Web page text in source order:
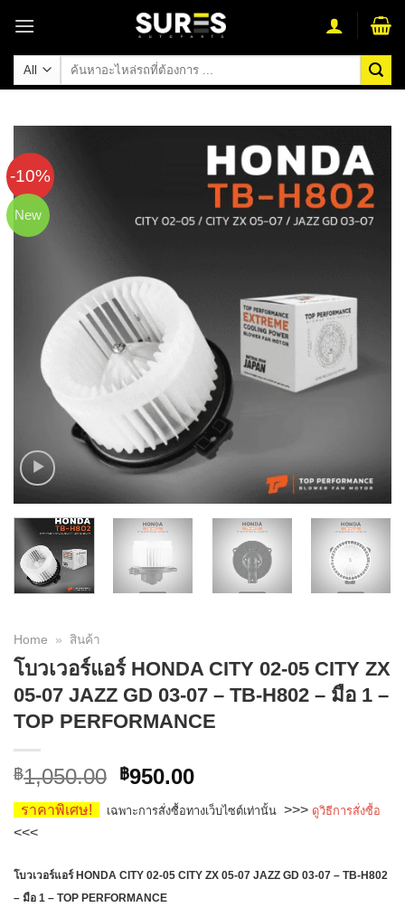
content
ค้นหา:
-10%
New
Home » สินค้า
โบวเวอร์แอร์ HONDA CITY 02-05 CITY ZX
05-07 JAZZ GD 03-07 – TB-H802 – มือ 1 –
TOP PERFORMANCE
฿1,050.00 Original
price
was:
฿950.00Current
price
is:
ราคาพิเศษ! เฉพาะการสั่งซื้อทางเว็บไซต์เท่านั้น >>> ดูวิธีการสั่งซื้อ
<<<
โบวเวอร์แอร์ HONDA CITY 02-05 CITY ZX 05-07 JAZZ GD 03-07 – TB-H802
– มือ 1 – TOP PERFORMANCE